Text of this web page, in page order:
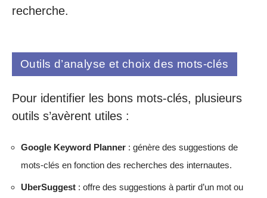
recherche.
Outils d’analyse et choix des mots-clés
Pour identifier les bons mots-clés, plusieurs
outils s’avèrent utiles :
Google Keyword Planner : génère des suggestions de
mots-clés en fonction des recherches des internautes.
UberSuggest : offre des suggestions à partir d’un mot ou